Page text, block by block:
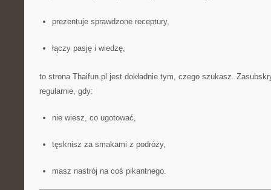
prezentuje sprawdzone receptury,
łączy pasję i wiedzę,
to strona Thaifun.pl jest dokładnie tym, czego szukasz.
regularnie, gdy:
nie wiesz, co ugotować,
tęsknisz za smakami z podróży,
masz nastrój na coś pikantnego.